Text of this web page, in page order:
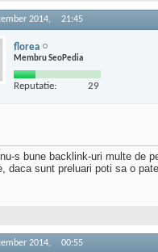
2014, 21:45
florea
Membru SeoPedia
Reputatie: 29
s bune backlink-uri multe de
daca sunt preluari poti sa o
2014, 00:55